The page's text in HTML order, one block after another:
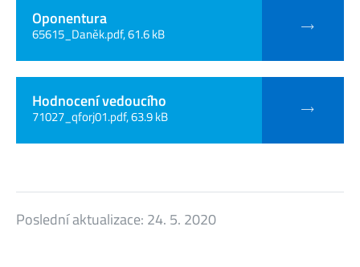
Oponentura
65615_Daněk.pdf, 61.6 kB
Hodnocení vedoucího
71027_qforj01.pdf, 63.9 kB
Poslední aktualizace: 24. 5. 2020